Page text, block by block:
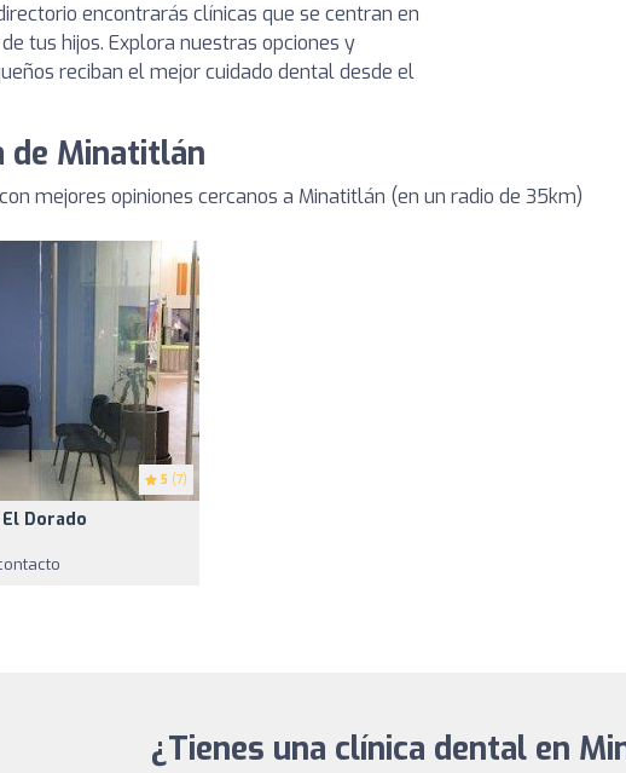
encontrarás clínicas que se centran en
tus hijos. Explora nuestras opciones y
reciban el mejor cuidado dental desde el
de Minatitlán
mejores opiniones cercanos a Minatitlán (en un radio de 35km)
5 (7)
Dorado
¿Tienes una clínica dental en